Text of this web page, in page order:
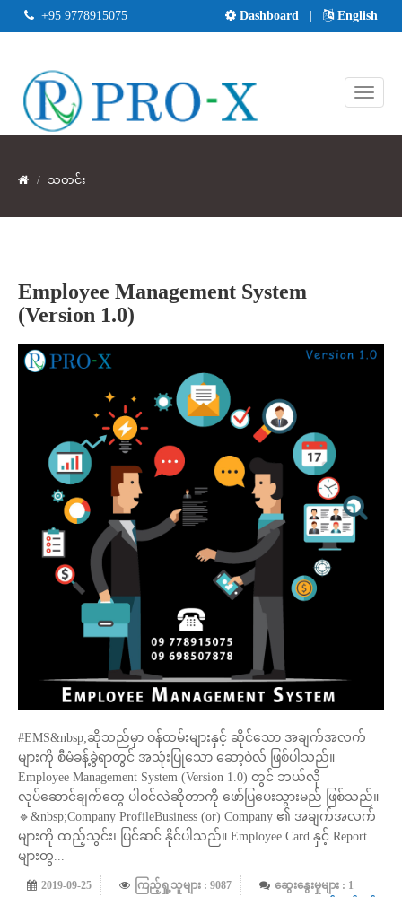
Dashboard English
+95 9778915075
သတင်း
Employee Management System
(Version 1.0)
#EMS&nbsp;ဆိုသည်မှာ ဝန်ထမ်းများနှင့် ဆိုင်သော အချက်အလက်
များကို စီမံခန့်ခွဲရာတွင် အသုံးပြုသော ဆော့ဝဲလ် ဖြစ်ပါသည်။
Employee Management System (Version 1.0) တွင် ဘယ်လို
လုပ်ဆောင်ချက်တွေ ပါဝင်လဲဆိုတာကို ဖော်ပြပေးသွားမည် ဖြစ်သည်။
🔹&nbsp;Company ProfileBusiness (or) Company ၏ အချက်အလက်
များကို ထည့်သွင်း၊ ပြင်ဆင် နိုင်ပါသည်။ Employee Card နှင့် Report
များတွ...
2019-09-25 ကြည့်ရှု့သူများ : 9087 ဆွေးနွေးမှုများ : 1